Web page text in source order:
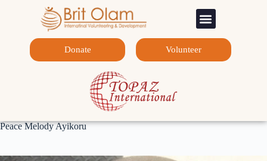
Donate Volunteer
Peace Melody Ayikoru